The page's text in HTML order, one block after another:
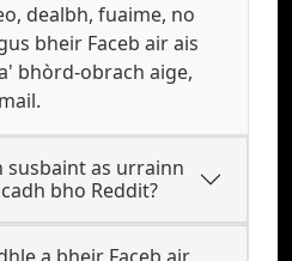
dealbh, fuaime, no
bheir Faceb air ais
bhòrd-obrach aige,
susbaint as urrainn
bho Reddit?